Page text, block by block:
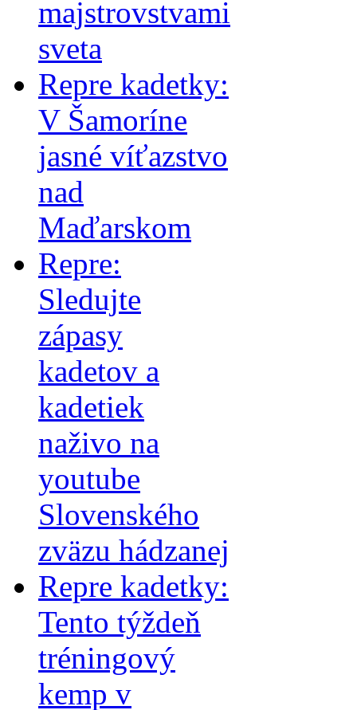
majstrovstvami
sveta
Repre kadetky:
V Šamoríne
jasné víťazstvo
nad
Maďarskom
Repre:
Sledujte
zápasy
kadetov a
kadetiek
naživo na
youtube
Slovenského
zväzu hádzanej
Repre kadetky:
Tento týždeň
tréningový
kemp v